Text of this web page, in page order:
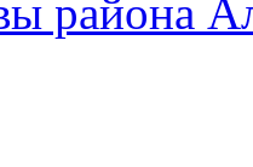
района